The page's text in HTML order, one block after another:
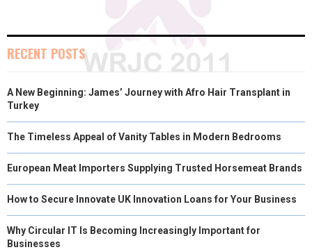
E
)
K
NE
S N
RECENT POSTS
A New Beginning: James’ Journey with Afro Hair Transplant in
Turkey
The Timeless Appeal of Vanity Tables in Modern Bedrooms
European Meat Importers Supplying Trusted Horsemeat Brands
How to Secure Innovate UK Innovation Loans for Your Business
Why Circular IT Is Becoming Increasingly Important for
Businesses